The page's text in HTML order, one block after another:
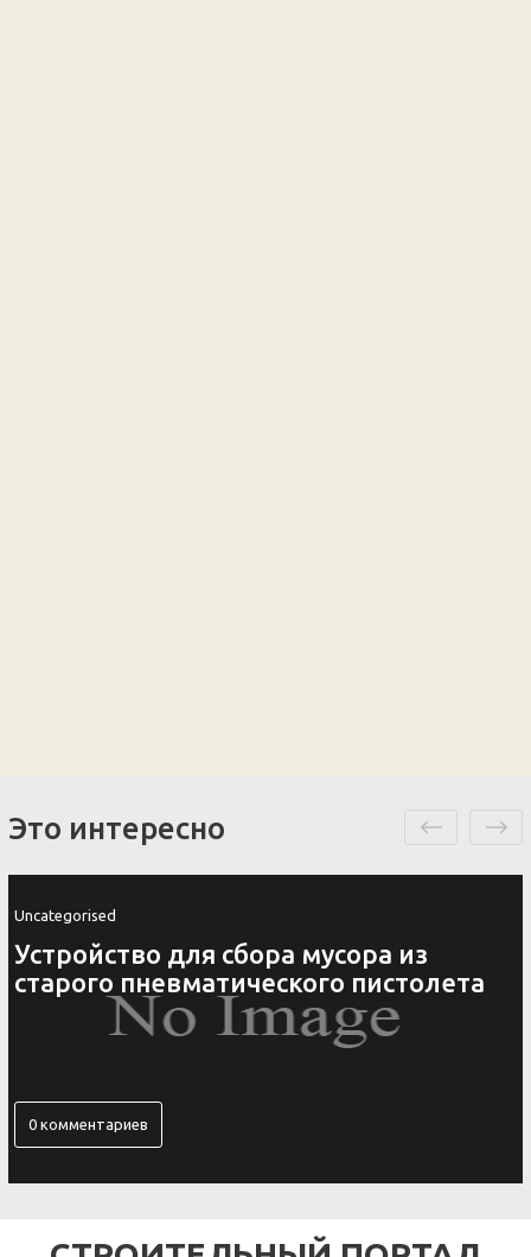
Это интересно
Uncategorised
Устройство для сбора мусора из
старого пневматического пистолета
0 комментариев